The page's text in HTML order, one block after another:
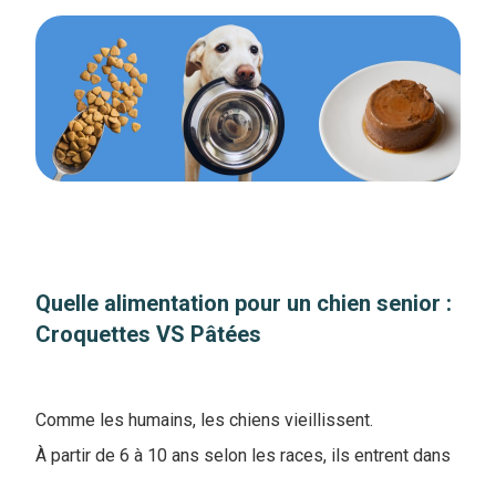
Quelle alimentation pour un chien senior :
Croquettes VS Pâtées
Comme les humains, les chiens vieillissent.
À partir de 6 à 10 ans selon les races, ils entrent dans